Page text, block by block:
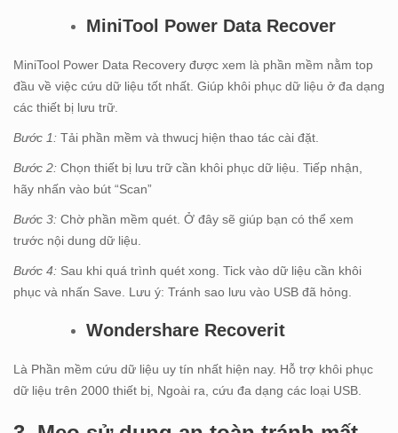
MiniTool Power Data Recover
MiniTool Power Data Recovery được xem là phần mềm nằm top
đầu về việc cứu dữ liệu tốt nhất. Giúp khôi phục dữ liệu ở đa dạng
các thiết bị lưu trữ.
Bước 1: Tải phần mềm và thwucj hiện thao tác cài đặt.
Bước 2: Chọn thiết bị lưu trữ cần khôi phục dữ liệu. Tiếp nhận,
hãy nhấn vào bút “Scan”
Bước 3: Chờ phần mềm quét. Ở đây sẽ giúp bạn có thể xem
trước nội dung dữ liệu.
Bước 4: Sau khi quá trình quét xong. Tick vào dữ liệu cần khôi
phục và nhấn Save. Lưu ý: Tránh sao lưu vào USB đã hỏng.
Wondershare Recoverit
Là Phần mềm cứu dữ liệu uy tín nhất hiện nay. Hỗ trợ khôi phục
dữ liệu trên 2000 thiết bị, Ngoài ra, cứu đa dạng các loại USB.